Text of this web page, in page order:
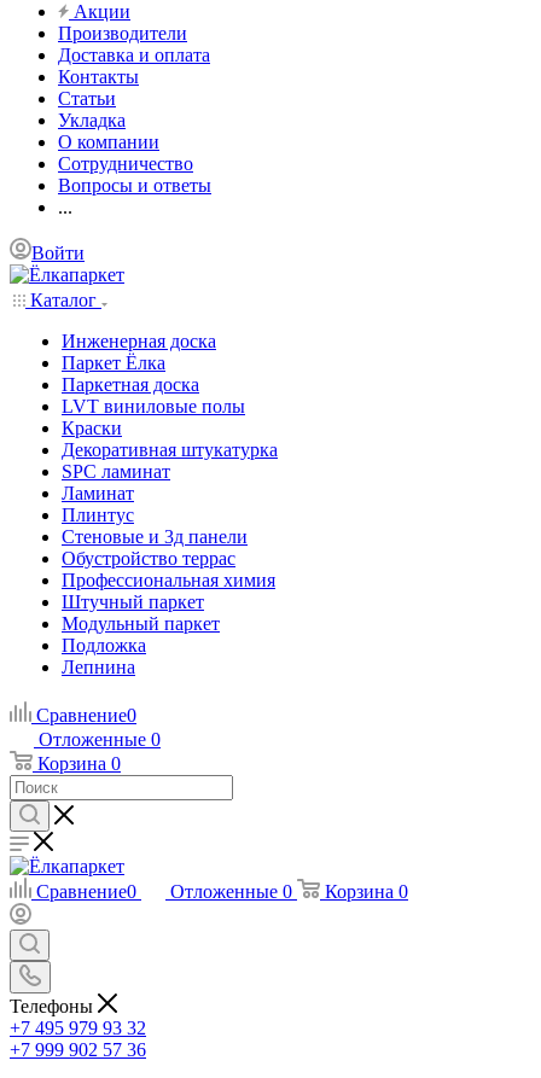
Акции
Производители
Доставка и оплата
Контакты
Статьи
Укладка
О компании
Сотрудничество
Вопросы и ответы
...
Войти
Каталог
Инженерная доска
Паркет Ёлка
Паркетная доска
LVT виниловые полы
Краски
Декоративная штукатурка
SPC ламинат
Ламинат
Плинтус
Стеновые и 3д панели
Обустройство террас
Профессиональная химия
Штучный паркет
Модульный паркет
Подложка
Лепнина
Сравнение0
Отложенные 0
Корзина 0
Сравнение0 Отложенные 0 Корзина 0
Телефоны
+7 495 979 93 32
+7 999 902 57 36